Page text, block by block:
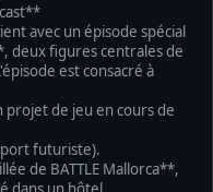
avec un épisode spécial
deux figures centrales de
est consacré à
projet de jeu en cours de
futuriste).
de BATTLE Mallorca**,